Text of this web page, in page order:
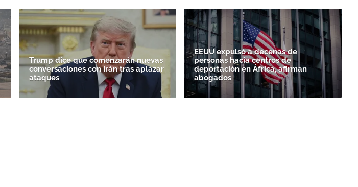
Trump dice que comenzarán nuevas
conversaciones con Irán tras aplazar
ataques
EEUU expulsó a decenas de
personas hacia centros de
deportación en África, afirman
abogados